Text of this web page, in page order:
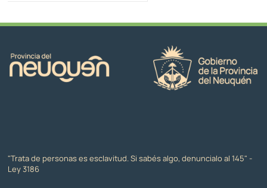
"Trata de personas es esclavitud. Si sabés algo, denuncialo al 145" -
Ley 3186